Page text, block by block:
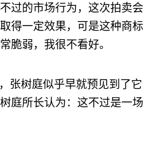
过的市场行为，这次拍卖会
得一定效果，可是这种商标
脆弱，我很不看好。
张树庭似乎早就预见到了它
庭所长认为：这不过是一场